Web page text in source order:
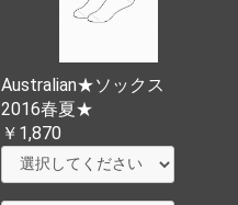
Australian★ソックス
2016春夏★
￥1,870